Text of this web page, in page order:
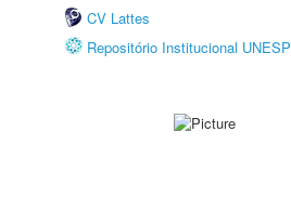
CV Lattes
Repositório Institucional UNESP